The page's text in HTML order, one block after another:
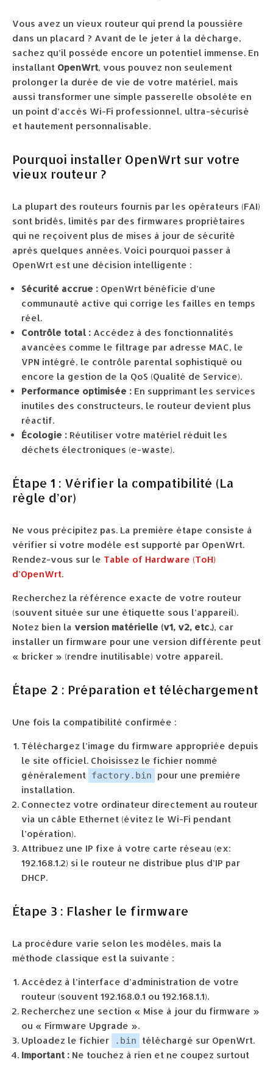
Vous avez un vieux routeur qui prend la poussière
dans un placard ? Avant de le jeter à la décharge,
sachez qu’il possède encore un potentiel immense. En
installant OpenWrt, vous pouvez non seulement
prolonger la durée de vie de votre matériel, mais
aussi transformer une simple passerelle obsolète en
un point d’accès Wi-Fi professionnel, ultra-sécurisé
et hautement personnalisable.
Pourquoi installer OpenWrt sur votre
vieux routeur ?
La plupart des routeurs fournis par les opérateurs (FAI)
sont bridés, limités par des firmwares propriétaires
qui ne reçoivent plus de mises à jour de sécurité
après quelques années. Voici pourquoi passer à
OpenWrt est une décision intelligente :
Sécurité accrue : OpenWrt bénéficie d’une
communauté active qui corrige les failles en temps
réel.
Contrôle total : Accédez à des fonctionnalités
avancées comme le filtrage par adresse MAC, le
VPN intégré, le contrôle parental sophistiqué ou
encore la gestion de la QoS (Qualité de Service).
Performance optimisée : En supprimant les services
inutiles des constructeurs, le routeur devient plus
réactif.
Écologie : Réutiliser votre matériel réduit les
déchets électroniques (e-waste).
Étape 1 : Vérifier la compatibilité (La
règle d’or)
Ne vous précipitez pas. La première étape consiste à
vérifier si votre modèle est supporté par OpenWrt.
Rendez-vous sur le Table of Hardware (ToH)
d’OpenWrt.
Recherchez la référence exacte de votre routeur
(souvent située sur une étiquette sous l’appareil).
Notez bien la version matérielle (v1, v2, etc.), car
installer un firmware pour une version différente peut
« bricker » (rendre inutilisable) votre appareil.
Étape 2 : Préparation et téléchargement
Une fois la compatibilité confirmée :
Téléchargez l’image du firmware appropriée depuis
le site officiel. Choisissez le fichier nommé
généralement factory.bin
pour une première
installation.
Connectez votre ordinateur directement au routeur
via un câble Ethernet (évitez le Wi-Fi pendant
l’opération).
Attribuez une IP fixe à votre carte réseau (ex:
192.168.1.2) si le routeur ne distribue plus d’IP par
DHCP.
Étape 3 : Flasher le firmware
La procédure varie selon les modèles, mais la
méthode classique est la suivante :
Accédez à l’interface d’administration de votre
routeur (souvent 192.168.0.1 ou 192.168.1.1).
Recherchez une section « Mise à jour du firmware »
ou « Firmware Upgrade ».
Uploadez le fichier
.bin
téléchargé sur OpenWrt.
Important : Ne touchez à rien et ne coupez surtout